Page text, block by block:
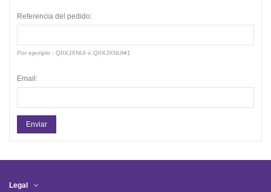
Referencia del pedido:
Por ejemplo : QIIXJXNUI o QIIXJXNUI#1
Email:
Enviar
Legal